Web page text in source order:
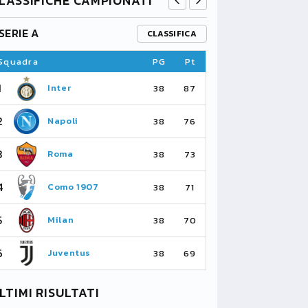
SERIE A CLASSIFICA
PG Pt
Inter 38 87
Napoli 38 76
Roma 38 73
Como 1907 38 71
Milan 38 70
Juventus 38 69
RISULTATI